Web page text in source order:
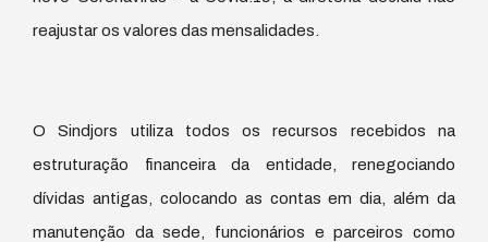
reajustar os valores das mensalidades.
O Sindjors utiliza todos os recursos recebidos na
estruturação financeira da entidade, renegociando
dívidas antigas, colocando as contas em dia, além da
manutenção da sede, funcionários e parceiros como